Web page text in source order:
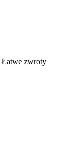
Łatwe zwroty